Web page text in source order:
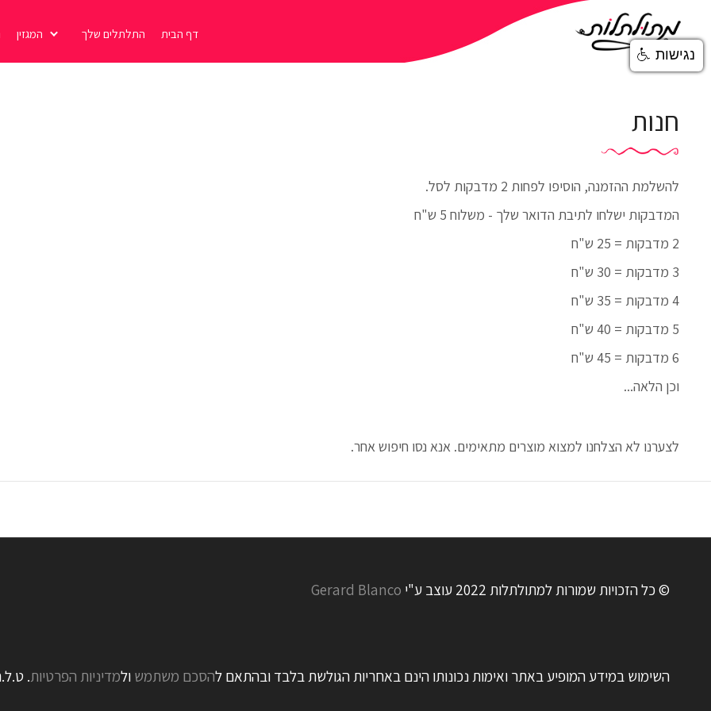
דף הבית התלתלים שלך המגזין
חנות
להשלמת ההזמנה, הוסיפו לפחות 2 מדבקות לסל.
המדבקות ישלחו לתיבת הדואר שלך - משלוח 5 ש"ח
2 מדבקות = 25 ש"ח
3 מדבקות = 30 ש"ח
4 מדבקות = 35 ש"ח
5 מדבקות = 40 ש"ח
6 מדבקות = 45 ש"ח
וכן הלאה...
לצערנו לא הצלחנו למצוא מוצרים מתאימים. אנא נסו חיפוש אחר.
© כל הזכויות שמורות למתולתלות 2022 עוצב ע"י Gerard Blanco
השימוש במידע המופיע באתר ואימות נכונותו הינם באחריות הגולשת בלבד ובהתאם להסכם משתמש ולמדיניות הפרטיות.
נגישות